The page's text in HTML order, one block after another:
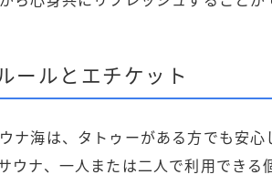
ールとエチケット
ナ海は、タトゥーがある方でも安
ウナ、一人または二人で利用できる